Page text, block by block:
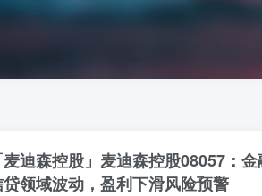
麦迪森控股」麦迪森控股08057：
领域波动，盈利下滑风险预警